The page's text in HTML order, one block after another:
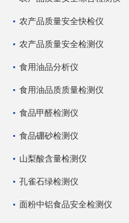
农产品质量安全快检仪
农产品质量安全检测仪
食用油品分析仪
食用油品质质量检测仪
食品甲醛检测仪
食品硼砂检测仪
山梨酸含量检测仪
孔雀石绿检测仪
面粉中铝食品安全检测仪